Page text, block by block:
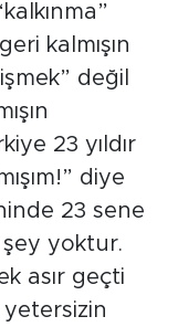
kalmışın
değil
23 yıldır
diye
23 sene
şey yoktur.
asır geçti
yetersizin